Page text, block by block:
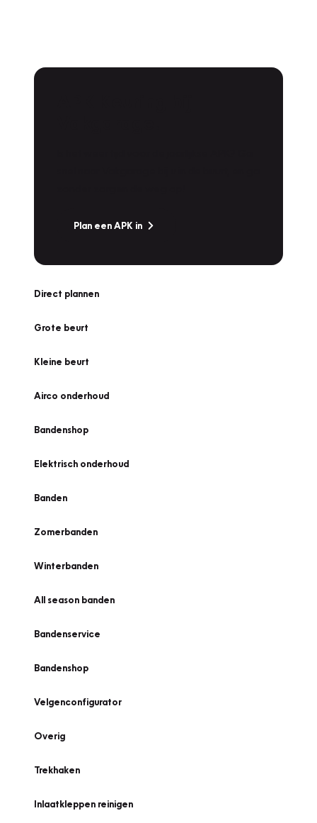
Plan een APK in
Direct plannen
Grote beurt
Kleine beurt
Airco onderhoud
Bandenshop
Elektrisch onderhoud
Banden
Zomerbanden
Winterbanden
All season banden
Bandenservice
Bandenshop
Velgenconfigurator
Overig
Trekhaken
Inlaatkleppen reinigen